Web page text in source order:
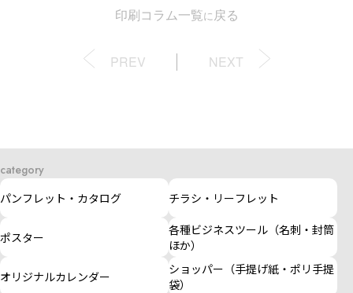
PREV
印刷コラム一覧に戻る
NEXT
category
パンフレット・カタログ
チラシ・リーフレット
ポスター
各種ビジネスツール（名刺・封筒
ほか）
オリジナルカレンダー
ショッパー（手提げ紙・ポリ手提
袋）